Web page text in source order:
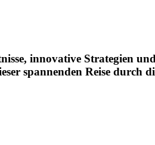
innovative Strategien
spannenden Reise